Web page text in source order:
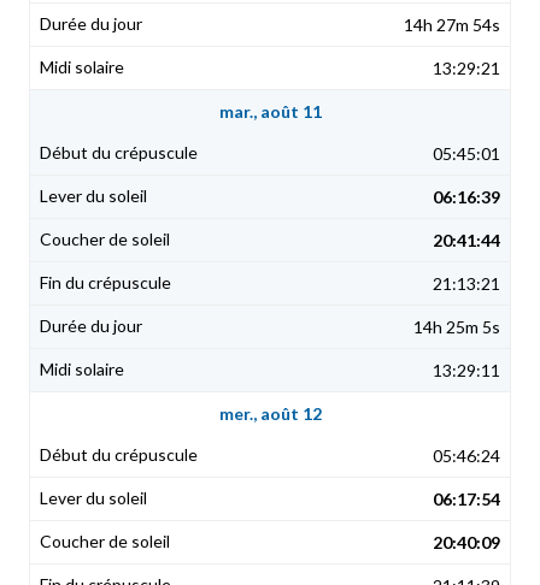
14h 27m 54s
13:29:21
mar., août 11
05:45:01
06:16:39
20:41:44
21:13:21
14h 25m 5s
13:29:11
mer., août 12
05:46:24
06:17:54
20:40:09